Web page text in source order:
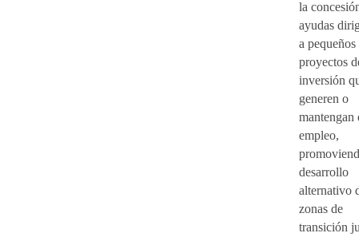
la
ayudas
a pequeños
proyectos
inversión
generen o
mantengan
empleo,
desarrollo
alternativo
zonas de
transición